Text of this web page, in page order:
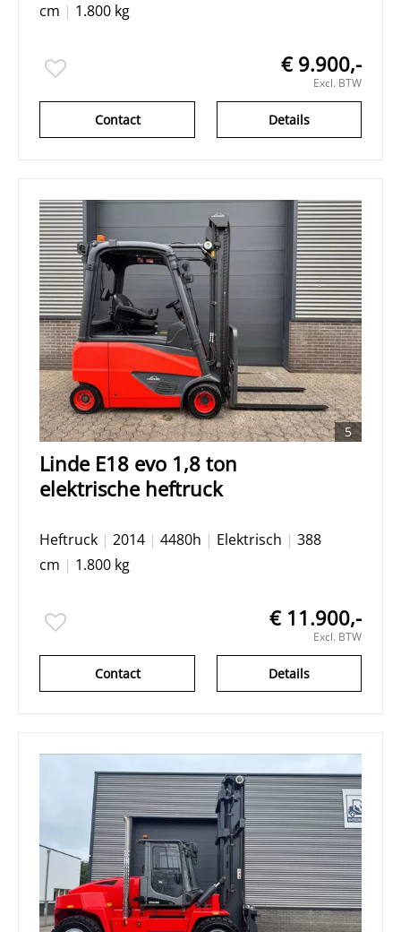
cm | 1.800 kg
€ 9.900,-
Excl. BTW
Details
Contact
5
Linde E18 evo 1,8 ton
elektrische heftruck
Heftruck | 2014 | 4480h | Elektrisch | 388
cm | 1.800 kg
€ 11.900,-
Excl. BTW
Details
Contact